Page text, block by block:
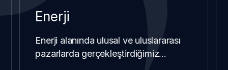
Enerji
Enerji alanında ulusal ve uluslararası
pazarlarda gerçekleştirdiğimiz…